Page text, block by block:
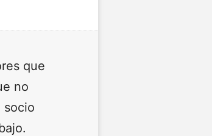
que
no
socio